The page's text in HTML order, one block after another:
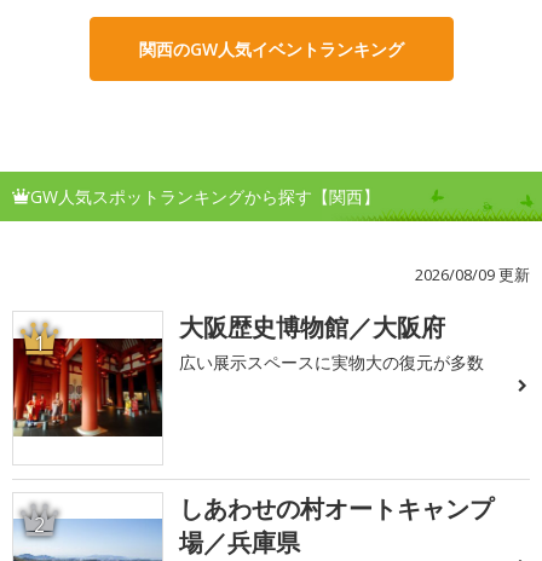
関西のGW人気イベントランキング
GW人気スポットランキングから探す【関西】
2026/08/09 更新
1 大阪歴史博物館／大阪府
広い展示スペースに実物大の復元が多数
2
しあわせの村オートキャンプ
場／兵庫県